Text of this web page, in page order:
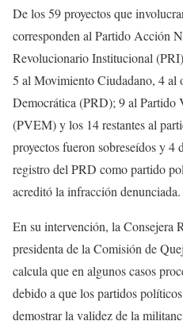
De los 59 proyectos que
corresponden al Partido Acción
Revolucionario Institucional
5 al Movimiento Ciudadano, 4 al
Democrática (PRD); 9 al Partido
(PVEM) y los 14 restantes al
proyectos fueron sobreseídos y 4
registro del PRD como partido
acreditó la infracción denunciada.
En su intervención, la Consejera
presidenta de la Comisión de
calcula que en algunos casos
debido a que los partidos
demostrar la validez de la